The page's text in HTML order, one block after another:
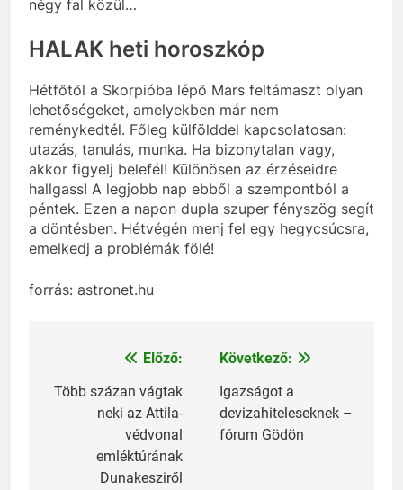
négy fal közül…
HALAK heti horoszkóp
Hétfőtől a Skorpióba lépő Mars feltámaszt olyan
lehetőségeket, amelyekben már nem
reménykedtél. Főleg külfölddel kapcsolatosan:
utazás, tanulás, munka. Ha bizonytalan vagy,
akkor figyelj belefél! Különösen az érzéseidre
hallgass! A legjobb nap ebből a szempontból a
péntek. Ezen a napon dupla szuper fényszög segít
a döntésben. Hétvégén menj fel egy hegycsúcsra,
emelkedj a problémák fölé!
forrás: astronet.hu
Bejegyzés
navigáció
Előző:
Több százan vágtak
neki az Attila-
védvonal
emléktúrának
Dunakesziről
Következő:
Igazságot a
devizahiteleseknek –
fórum Gödön